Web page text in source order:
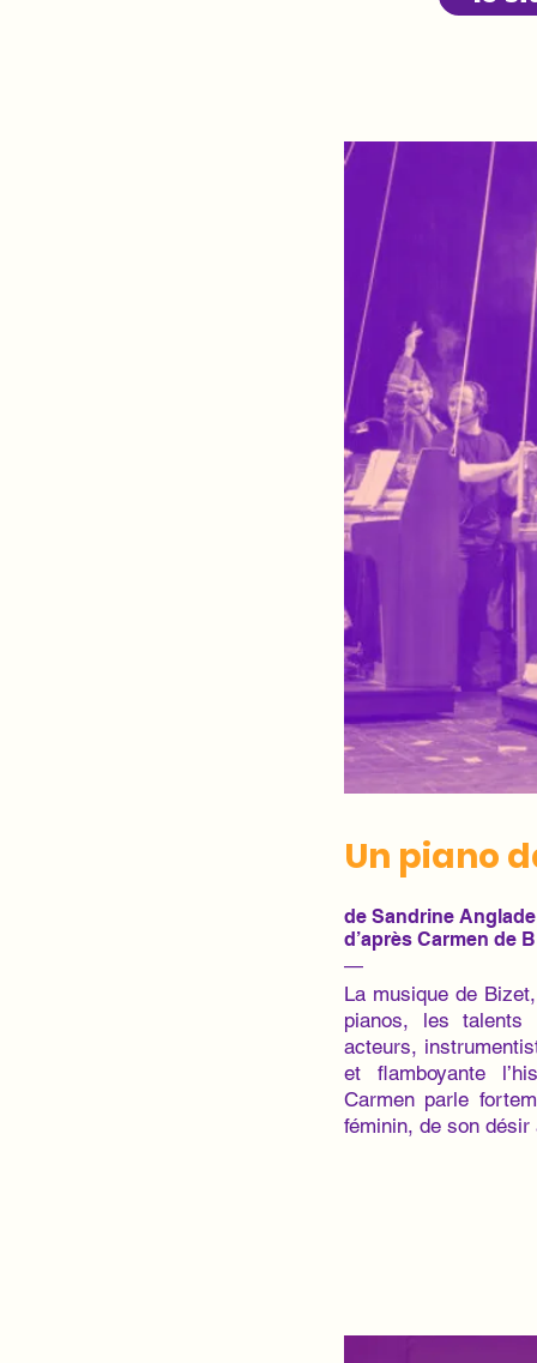
Un piano
de Sandrine Anglade
d’après Carmen de
—
La musique de
pianos, les talents
acteurs,
et flamboyante
Carmen parle
féminin, de son